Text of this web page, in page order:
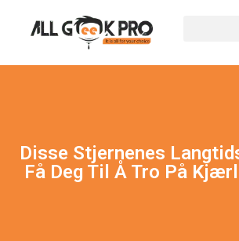
Disse Stjernenes
Få Deg Til Å Tro På